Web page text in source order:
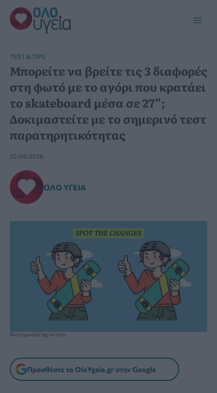
Μετάβαση
στο
περιεχόμενο
TEST & TIPS
Μπορείτε να βρείτε τις 3 διαφορές
στη φωτό με το αγόρι που κρατάει
το skateboard μέσα σε 27”;
Δοκιμαστείτε με το σημερινό τεστ
παρατηρητικότητας
02/06/2026
ΌΛΟ ΥΓΕΊΑ
Φωτογραφία: Jagran Josh
Προσθέστε το OloYgeia.gr στην Google